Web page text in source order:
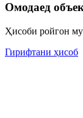
Омодаед
Ҳисоби ройгон
Гирифтани ҳисоб